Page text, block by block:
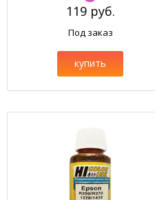
119 руб.
Под заказ
купить